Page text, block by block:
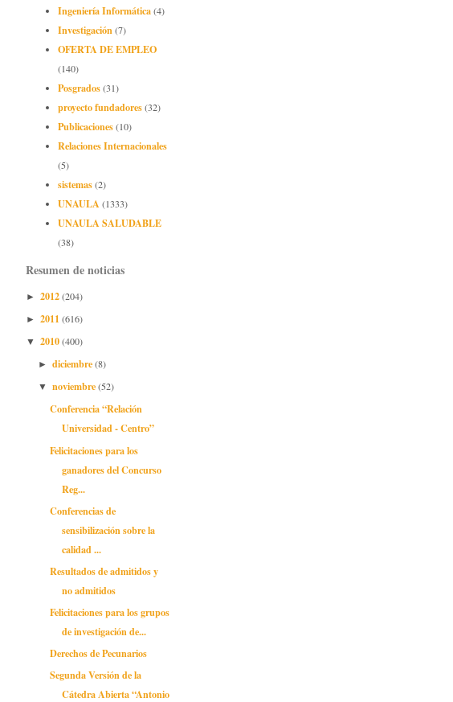
Ingeniería Informática(4)
Investigación(7)
OFERTA DE EMPLEO
(140)
Posgrados(31)
proyecto fundadores(32)
Publicaciones(10)
Relaciones Internacionales
(5)
sistemas(2)
UNAULA(1333)
UNAULA SALUDABLE
(38)
Resumen de noticias
► 2012(204)
► 2011(616)
▼ 2010(400)
► diciembre(8)
▼ noviembre(52)
Conferencia “Relación
Universidad - Centro”
Felicitaciones para los
ganadores del Concurso
Reg...
Conferencias de
sensibilización sobre la
calidad ...
Resultados de admitidos y
no admitidos
Felicitaciones para los grupos
de investigación de...
Derechos de Pecunarios
Segunda Versión de la
Cátedra Abierta “Antonio